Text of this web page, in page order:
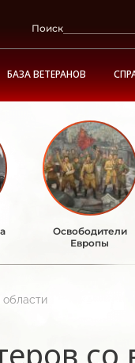
Поиск
БАЗА ВЕТЕРАНОВ
Освободители
Европы
области
со